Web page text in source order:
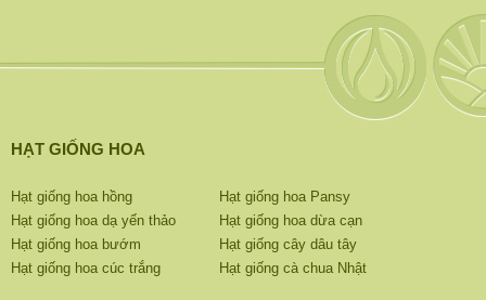
HẠT GIỐNG HOA
Hạt giống hoa hồng
Hạt giống hoa dạ yến thảo
Hạt giống hoa bướm
Hạt giống hoa cúc trắng
Hạt giống hoa Pansy
Hạt giống hoa dừa cạn
Hạt giống cây dâu tây
Hạt giống cà chua Nhật